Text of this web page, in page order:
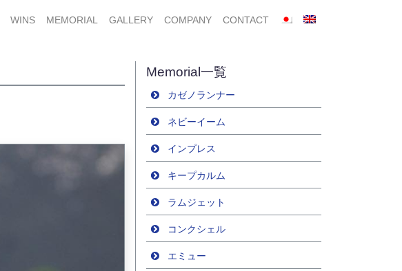
WINS MEMORIAL GALLERY COMPANY CONTACT
Memorial一覧
カゼノランナー
ネビーイーム
インプレス
キープカルム
ラムジェット
コンクシェル
エミュー